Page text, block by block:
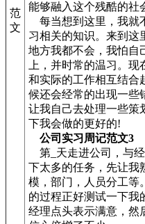
范
文
能够融入这个残酷的社
每当想到这里，我就
习相关的知识。来到这
地方我都不会，我怕自
上，并时常的温习。
和实际的工作相互结合
候还会经常的出现一些
让我自己去处理一些策
下我会做的更好的!
公司实习周记范文3
第_天走进公司，与
下太多的任务，先让我
模，部门，人员分工等
的过程正好测试一下我
经理点头表示满意，然